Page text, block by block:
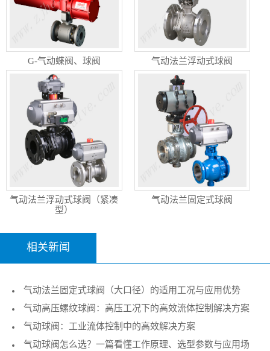
G-气动蝶阀、球阀 气动法兰浮动式球阀
气动法兰浮动式球阀（紧凑
型）
气动法兰固定式球阀
相关新闻
气动法兰固定式球阀（大口径）的适用工况与应用优势
气动高压螺纹球阀：高压工况下的高效流体控制解决方案
气动球阀：工业流体控制中的高效解决方案
气动球阀怎么选？一篇看懂工作原理、选型参数与应用场